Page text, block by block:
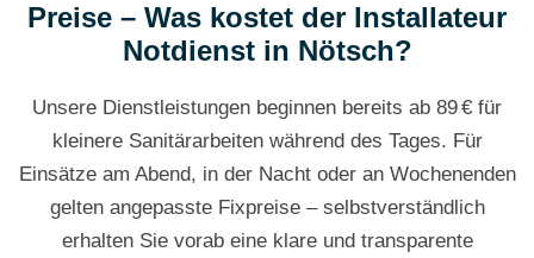
Preise – Was kostet der Installateur
Notdienst in Nötsch?
Unsere Dienstleistungen beginnen bereits ab 89 € für
kleinere Sanitärarbeiten während des Tages. Für
Einsätze am Abend, in der Nacht oder an Wochenenden
gelten angepasste Fixpreise – selbstverständlich
erhalten Sie vorab eine klare und transparente